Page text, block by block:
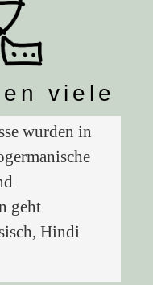
viele
wurden in
geht
Hindi